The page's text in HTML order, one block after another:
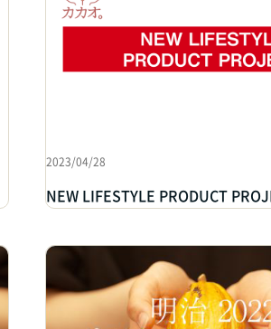
2023/04/28
NEW LIFESTYLE PRODUCT